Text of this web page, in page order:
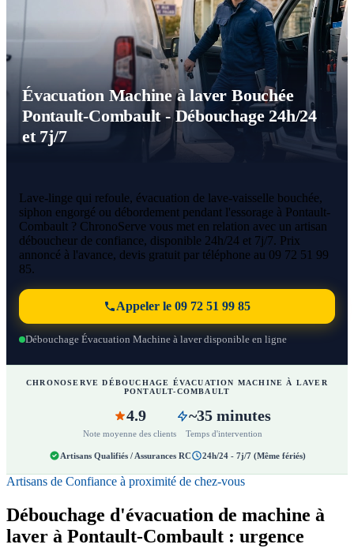
Évacuation Machine à laver Bouchée
Pontault-Combault - Débouchage 24h/24
et 7j/7
Lave-linge qui refoule, évacuation de lave-vaisselle bouchée,
siphon engorgé ou débordement pendant l'essorage à Pontault-
Combault ? ChronoServe vous met en relation avec un artisan
déboucheur de confiance, disponible 24h/24 et 7j/7. Prix
annoncé à l'avance, devis gratuit par téléphone au 09 72 51 99
85.
Appeler le 09 72 51 99 85
Débouchage Évacuation Machine à laver disponible en ligne
CHRONOSERVE DÉBOUCHAGE ÉVACUATION MACHINE À LAVER
PONTAULT-COMBAULT
4.9
Note moyenne des clients
~35 minutes
Temps d'intervention
Artisans Qualifiés / Assurances RC 24h/24 - 7j/7 (Même fériés)
Artisans de Confiance à proximité de chez-vous
Débouchage d'évacuation de machine à
laver à Pontault-Combault : urgence